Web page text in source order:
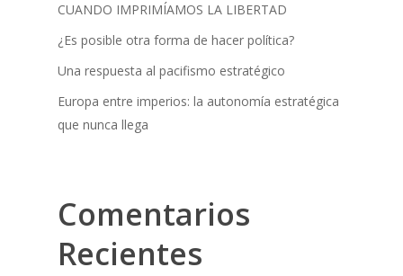
CUANDO IMPRIMÍAMOS LA LIBERTAD
¿Es posible otra forma de hacer política?
Una respuesta al pacifismo estratégico
Europa entre imperios: la autonomía estratégica
que nunca llega
Comentarios
Recientes